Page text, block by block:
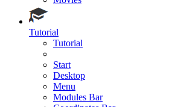
Tutorial
Tutorial
Start
Desktop
Menu
Modules Bar